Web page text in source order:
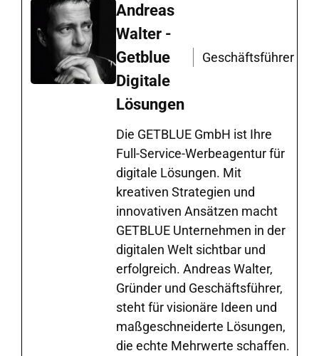
Andreas
Walter -
Getblue
Digitale
Lösungen
Geschäftsführer
Die GETBLUE GmbH ist Ihre
Full-Service-Werbeagentur für
digitale Lösungen. Mit
kreativen Strategien und
innovativen Ansätzen macht
GETBLUE Unternehmen in der
digitalen Welt sichtbar und
erfolgreich. Andreas Walter,
Gründer und Geschäftsführer,
steht für visionäre Ideen und
maßgeschneiderte Lösungen,
die echte Mehrwerte schaffen.